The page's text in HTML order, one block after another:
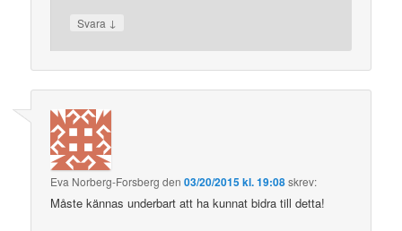
Svara ↓
Eva Norberg-Forsberg den03/20/2015 kl. 19:08skrev:
Måste kännas underbart att ha kunnat bidra till detta!